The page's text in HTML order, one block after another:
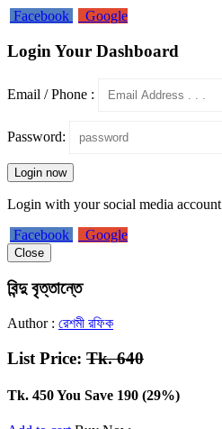
Facebook
Google
Login Your Dashboard
Email / Phone :
Password:
Login now
Login with your social media account
Facebook
Google
Close
বিন্দু বৃত্তান্তে
Author : রেশমী রফিক
List Price: Tk. 640
Tk. 450You Save 190 (29%)